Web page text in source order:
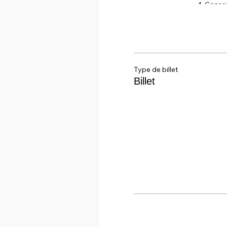
4.
Type de billet
Billet